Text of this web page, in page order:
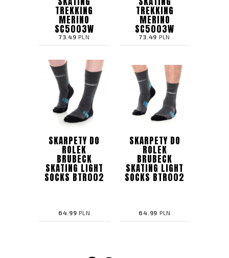
TREKKING
MERINO
SC5003W
73.49 PLN
TREKKING
MERINO
SC5003W
73.49 PLN
SKARPETY DO
ROLEK
BRUBECK
SKATING LIGHT
SOCKS BTR002
64.99 PLN
SKARPETY DO
ROLEK
BRUBECK
SKATING LIGHT
SOCKS BTR002
64.99 PLN